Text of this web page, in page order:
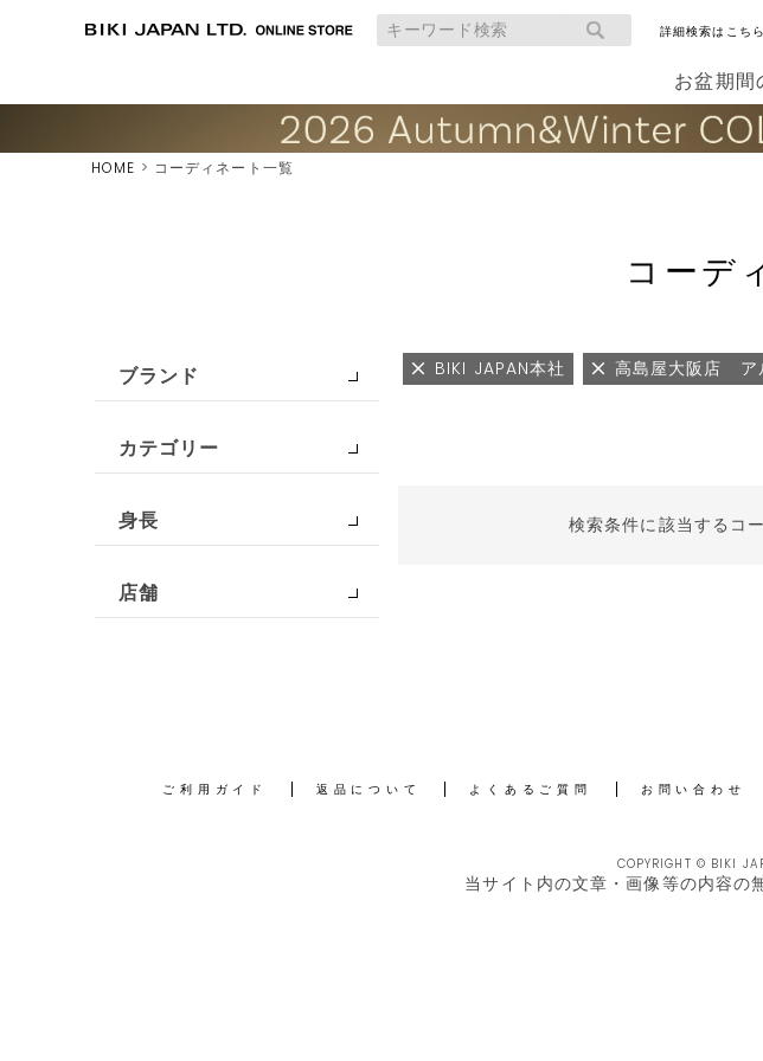
詳細検索はこちら
お盆期間
HOME コーディネート一覧
コーデ
ブランド
カテゴリー
身長
店舗
BIKI JAPAN本社 高島屋大阪店 ア
検索条件に該当するコ
ご利用ガイド 返品について よくあるご質問 お問い合わせ
COPYRIGHT © BIKI
当サイト内の文章・画像等の内容の